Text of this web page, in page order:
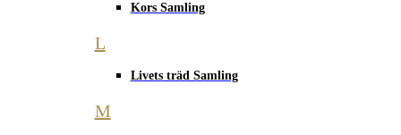
Kors Samling
L
Livets träd Samling
M